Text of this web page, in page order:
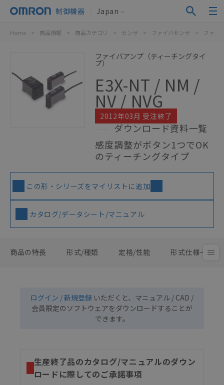
制御機器 Japan
Home > 商品情報 > 商品カテゴリ > センサ > ファイバセンサ > ファイ
ファイバアンプ（ティーチングタイ
プ）
E3X-NT / NM /
NV / NVG
2012年03月 受注終了
ダウンロード資料一覧
感度調整がボタン1つでOK
のティーチングタイプ
この形・シリーズをマイリストに追加
カタログ/データシート/マニュアル
商品の特長 形式/種類 定格/性能 形式仕様一覧
ログイン / 新規登録 いただくと、マニュアル / CAD /
会員限定のソフトウェアをダウンロードすることが
できます。
生産終了品のカタログ/マニュアルのダウン
ロードに際してのご承諾事項